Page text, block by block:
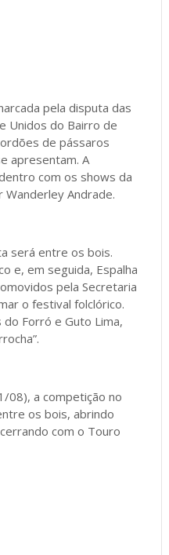
pela disputa das
Unidos do Bairro de
de pássaros
apresentam. A
com os shows da
Andrade.
será entre os bois.
e, em seguida, Espalha
pela Secretaria
o festival folclórico.
do Forró e Guto Lima,
08), a competição no
os bois, abrindo
com o Touro